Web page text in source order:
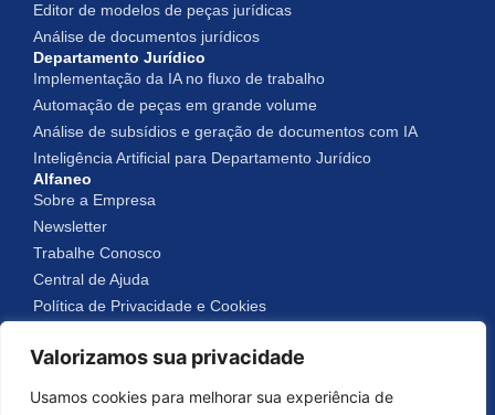
Valorizamos sua privacidade
Usamos cookies para melhorar sua experiência de
Editor de modelos de peças jurídicas
Análise de documentos jurídicos
Departamento Jurídico
Implementação da IA no fluxo de trabalho
Automação de peças em grande volume
Análise de subsídios e geração de documentos com IA
Inteligência Artificial para Departamento Jurídico
Alfaneo
Sobre a Empresa
Newsletter
Trabalhe Conosco
Central de Ajuda
Política de Privacidade e Cookies
Alfaneo © 2025
Todos os Direitos Reservados